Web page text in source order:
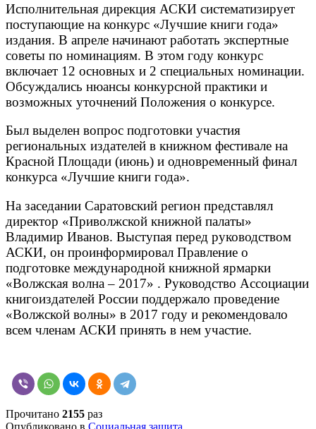
Исполнительная дирекция АСКИ систематизирует
поступающие на конкурс «Лучшие книги года»
издания. В апреле начинают работать экспертные
советы по номинациям. В этом году конкурс
включает 12 основных и 2 специальных номинации.
Обсуждались нюансы конкурсной практики и
возможных уточнений Положения о конкурсе.
Был выделен вопрос подготовки участия
региональных издателей в книжном фестивале на
Красной Площади (июнь) и одновременный финал
конкурса «Лучшие книги года».
На заседании Саратовский регион представлял
директор «Приволжской книжной палаты»
Владимир Иванов. Выступая перед руководством
АСКИ, он проинформировал Правление о
подготовке международной книжной ярмарки
«Волжская волна – 2017» . Руководство Ассоциации
книгоиздателей России поддержало проведение
«Волжской волны» в 2017 году и рекомендовало
всем членам АСКИ принять в нем участие.
Прочитано 2155 раз